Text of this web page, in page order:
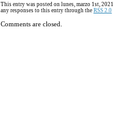
This entry was posted on lunes, marzo 1st,
any responses to this entry through the RSS 2.0
Comments are closed.